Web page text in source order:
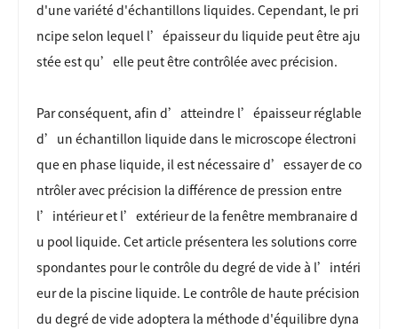
d'une variété d'échantillons liquides. Cependant, le pri
ncipe selon lequel l’épaisseur du liquide peut être aju
stée est qu’elle peut être contrôlée avec précision.
Par conséquent, afin d’atteindre l’épaisseur réglable
d’un échantillon liquide dans le microscope électroni
que en phase liquide, il est nécessaire d’essayer de co
ntrôler avec précision la différence de pression entre
l’intérieur et l’extérieur de la fenêtre membranaire d
u pool liquide. Cet article présentera les solutions corre
spondantes pour le contrôle du degré de vide à l’intéri
eur de la piscine liquide. Le contrôle de haute précision
du degré de vide adoptera la méthode d'équilibre dyna